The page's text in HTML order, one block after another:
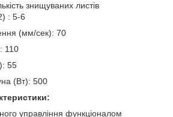
знищуваних листів
) : 5-6
(мм/сек): 70
110
55
(Вт): 500
управління функціоналом